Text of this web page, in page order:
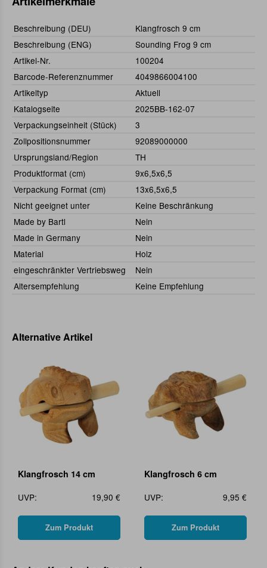
Beschreibung (DEU)
Klangfrosch 9 cm
Beschreibung (ENG)
Sounding Frog 9 cm
Artikel-Nr.
100204
Barcode-Referenznummer
4049866004100
Artikeltyp
Aktuell
Katalogseite
2025BB-162-07
Verpackungseinheit (Stück)
3
Zollpositionsnummer
92089000000
Ursprungsland/Region
TH
Produktformat (cm)
9x6,5x6,5
Verpackung Format (cm)
13x6,5x6,5
Nicht geeignet unter
Keine Beschränkung
Made by Bartl
Nein
Made in Germany
Nein
Material
Holz
eingeschränkter Vertriebsweg
Nein
Altersempfehlung
Keine Empfehlung
Alternative Artikel
Klangfrosch 14 cm
UVP:
19,90 €
Zum Produkt
Klangfrosch 6 cm
UVP:
9,95 €
Zum Produkt